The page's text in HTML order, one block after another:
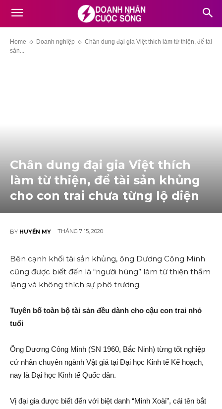
Home Doanh nghiệp
Chân dung đại gia Việt thích làm từ thiện, để tài
sản...
Chân dung đại gia Việt thích
làm từ thiện, để tài sản khủng
cho con trai chưa từng lộ diện
BY HUYỀN MY THÁNG 7 15, 2020
Bên cạnh khối tài sả‌n khủng, ông Dương Công Minh
cũng được biết đến là “người hùng” làm từ thiện thầm
lặng và không thí‌ch sự phô trương.
Tuyên bố toàn bộ tài sả‌n đều dành cho cậ‌u con trai nhỏ
tuổi
Ông Dương Công Minh (SN 1960, Bắc Ninh) từng tốt nghiệp
cử nhân chuyên ngành Vật giá tại Đại học Kinh tế Kế hoạch,
nay là Đại học Kinh tế Quốc dân.
Vị đại gia được biết đến với biệt danh “Minh Xoài”, cá‌i tên bắ‌t